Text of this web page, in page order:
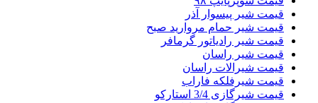
قیمت شیر پیسوار آذر
قیمت شیر حمام مروارید صبح
قیمت شیر رادیاتور گرمافر
قیمت شیر راسان
قیمت شیرالات راسان
قیمت شیرفلکه فاراب
قیمت شیرگازی 3/4 استارکو